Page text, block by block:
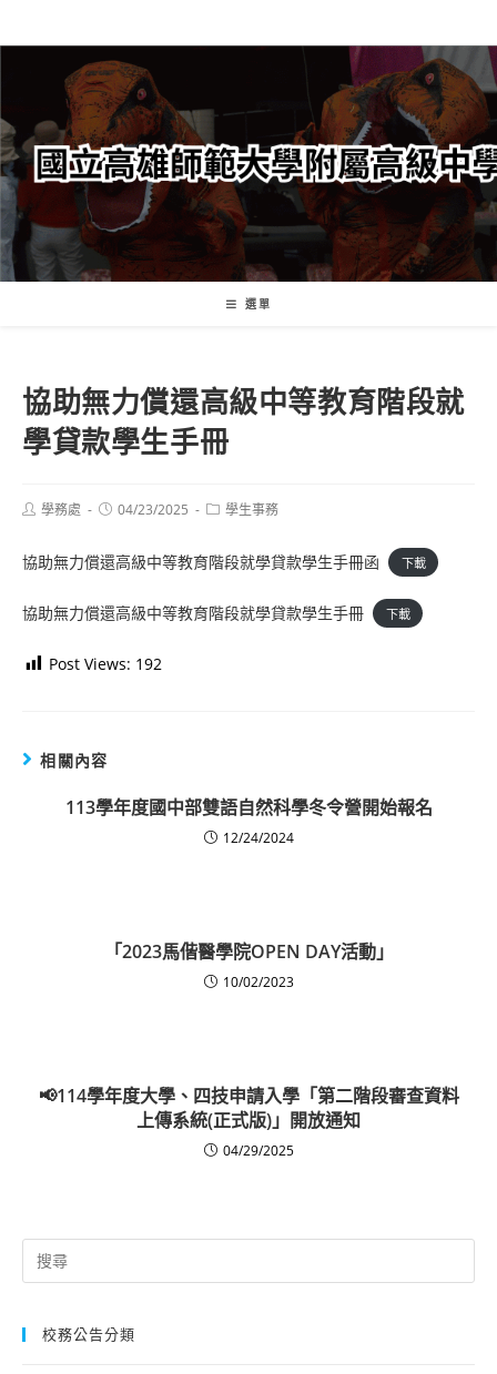
轉
要
內
容
選單
協助無力償還高級中等教育階段就
學貸款學生手冊
Post學務處
Post04/23/2025
Post學生事務
協助無力償還高級中等教育階段就學貸款學生手冊函 下載
協助無力償還高級中等教育階段就學貸款學生手冊 下載
Post Views: 192
相關內容
113學年度國中部雙語自然科學冬令營開始報名
12/24/2024
「2023馬偕醫學院OPEN DAY活動」
10/02/2023
📢114學年度大學、四技申請入學「第二階段審查資料
上傳系統(正式版)」開放通知
04/29/2025
Search
for:
校務公告分類